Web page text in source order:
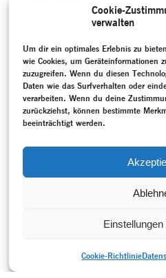
Cookie-
verwalten
Um dir ein optimales Erlebnis zu
wie Cookies, um Geräteinformationen
zuzugreifen. Wenn du diesen
Daten wie das Surfverhalten oder
verarbeiten. Wenn du deine
zurückziehst, können bestimmte
beeinträchtigt werden.
Cookie-Richtlinie
Eins"